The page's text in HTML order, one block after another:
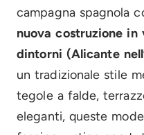
campagna spagnola
nuova costruzione in
dintorni (Alicante
un tradizionale stile
tegole a falde,
eleganti, queste